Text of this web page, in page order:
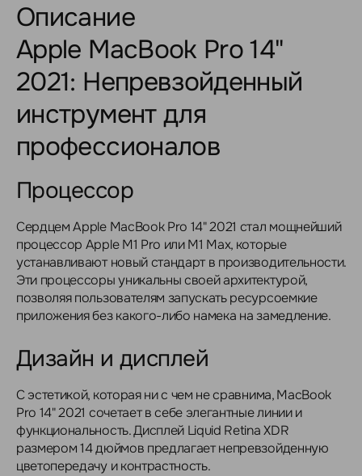
Описание
Apple MacBook Pro 14"
2021: Непревзойденный
инструмент для
профессионалов
Процессор
Сердцем Apple MacBook Pro 14" 2021 стал мощнейший
процессор Apple M1 Pro или M1 Max, которые
устанавливают новый стандарт в производительности.
Эти процессоры уникальны своей архитектурой,
позволяя пользователям запускать ресурсоемкие
приложения без какого-либо намека на замедление.
Дизайн и дисплей
С эстетикой, которая ни с чем не сравнима, MacBook
Pro 14" 2021 сочетает в себе элегантные линии и
функциональность. Дисплей Liquid Retina XDR
размером 14 дюймов предлагает непревзойденную
цветопередачу и контрастность.